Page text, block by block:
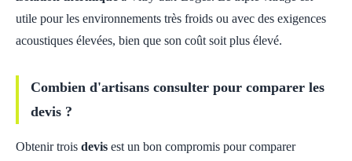
utile pour les environnements très froids ou avec des exigences
acoustiques élevées, bien que son coût soit plus élevé.
Combien d'artisans consulter pour comparer les
devis ?
Obtenir trois devis est un bon compromis pour comparer